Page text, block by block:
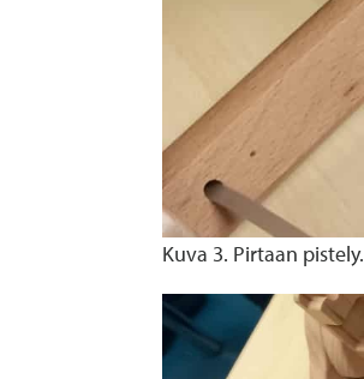
Kuva 3. Pirtaan pistely.